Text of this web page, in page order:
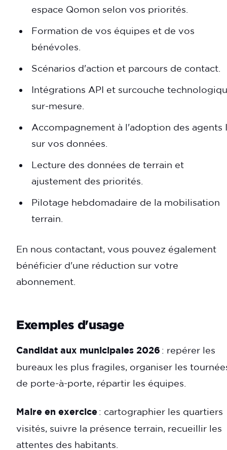
espace Qomon selon vos priorités.
Formation de vos équipes et de vos
bénévoles.
Scénarios d'action et parcours de contact.
Intégrations API et surcouche
sur-mesure.
Accompagnement à l'adoption des agents
sur vos données.
Lecture des données de terrain et
ajustement des priorités.
Pilotage hebdomadaire de la mobilisation
terrain.
En nous contactant, vous pouvez également
bénéficier d'une réduction sur votre
abonnement.
Exemples d'usage
Candidat aux municipales 2026 : repérer les
bureaux les plus fragiles, organiser les
de porte-à-porte, répartir les équipes.
Maire en exercice : cartographier les quartiers
visités, suivre la présence terrain, recueillir les
attentes des habitants.